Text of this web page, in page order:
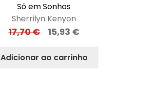
Só em Sonhos
Sherrilyn Kenyon
17,70€ 15,93 €
Adicionar ao carrinho